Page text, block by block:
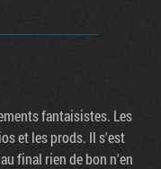
fantaisistes. Les
et les prods. Il s'est
final rien de bon n'en